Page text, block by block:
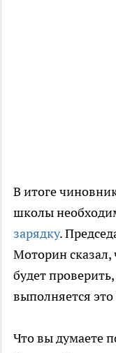
В итоге
школы
зарядку.
Моторин сказал,
будет
выполняется
Что вы думаете